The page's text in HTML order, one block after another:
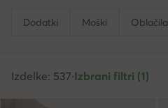
Dodatki Moški Oblačila
Izdelke: 537·Izbrani filtri (1)